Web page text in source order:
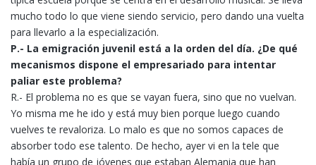
mucho todo lo que viene siendo servicio, pero dando una vuelta
para llevarlo a la especialización.
P.- La emigración juvenil está a la orden del día. ¿De qué
mecanismos dispone el empresariado para intentar
paliar este problema?
R.- El problema no es que se vayan fuera, sino que no vuelvan.
Yo misma me he ido y está muy bien porque luego cuando
vuelves te revaloriza. Lo malo es que no somos capaces de
absorber todo ese talento. De hecho, ayer vi en la tele que
había un grupo de jóvenes que estaban Alemania que han